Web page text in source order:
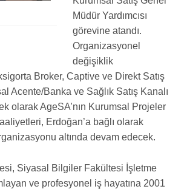
Müdür Yardımcısı
görevine atandı.
Organizasyonel
değişiklik
Broker, Captive ve Direkt Satış
Acente/Banka ve Sağlık Satış Kanalı
olarak AgeSA’nın Kurumsal Projeler
Erdoğan’a bağlı olarak
altında devam edecek.
Siyasal Bilgiler Fakültesi İşletme
ve profesyonel iş hayatına 2001